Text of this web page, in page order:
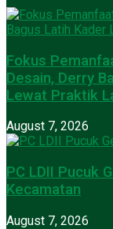
Fokus
Desain, Derry
Lewat Praktik
August 7, 2026
PC LDII Pucuk
Kecamatan
August 7, 2026